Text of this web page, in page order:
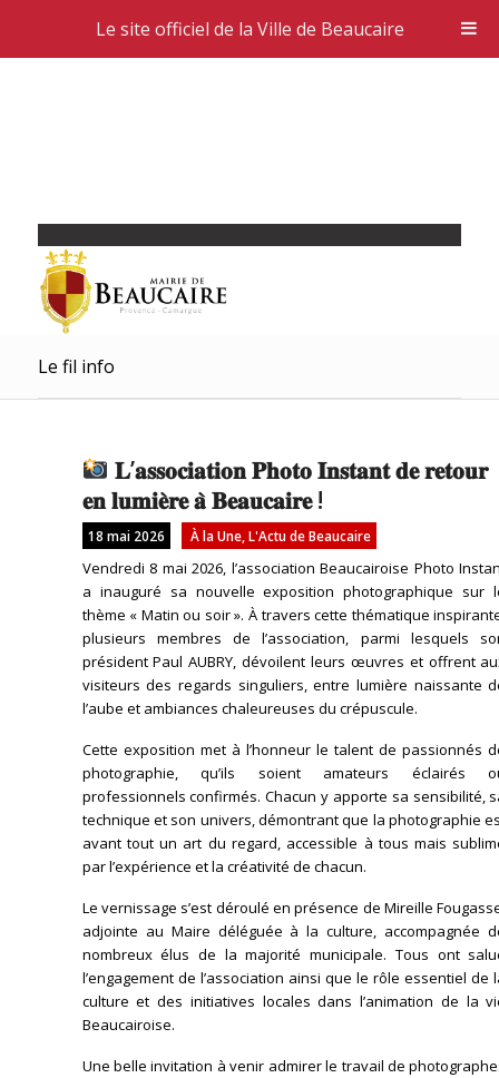
Le fil info
𝐋’𝐚𝐬𝐬𝐨𝐜𝐢𝐚𝐭𝐢𝐨𝐧 𝐏𝐡𝐨𝐭𝐨 𝐈𝐧𝐬𝐭𝐚𝐧𝐭 𝐝𝐞 𝐫𝐞𝐭𝐨𝐮𝐫
𝐞𝐧 𝐥𝐮𝐦𝐢𝐞̀𝐫𝐞 𝐚̀ 𝐁𝐞𝐚𝐮𝐜𝐚𝐢𝐫𝐞 !
18 mai 2026 À la Une, L'Actu de Beaucaire
Vendredi 8 mai 2026, l’association Beaucairoise Photo
a inauguré sa nouvelle exposition photographique sur
thème « Matin ou soir ». À travers cette thématique
plusieurs membres de l’association, parmi lesquels
président Paul AUBRY, dévoilent leurs œuvres et offrent
visiteurs des regards singuliers, entre lumière naissante
l’aube et ambiances chaleureuses du crépuscule.
Cette exposition met à l’honneur le talent de passionnés
photographie, qu’ils soient amateurs éclairés
professionnels confirmés. Chacun y apporte sa sensibilité,
technique et son univers, démontrant que la photographie
avant tout un art du regard, accessible à tous mais
par l’expérience et la créativité de chacun.
Le vernissage s’est déroulé en présence de Mireille
adjointe au Maire déléguée à la culture, accompagnée
nombreux élus de la majorité municipale. Tous ont
l’engagement de l’association ainsi que le rôle essentiel de
culture et des initiatives locales dans l’animation de la
Beaucairoise.
Une belle invitation à venir admirer le travail de
Le site officiel de la Ville de Beaucaire